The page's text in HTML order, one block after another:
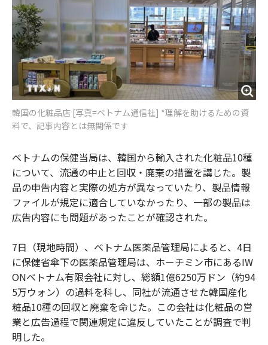
韓国の化粧品店 [写真=ベトナム通信社] *理解を助けるための資
料で、記事内容とは無関係です
ベトナムの保健当局は、韓国から輸入された化粧品10種
について、流通の中止と回収・廃棄の措置を講じた。製
品の申告内容と実際の処方が異なっていたり、製品情報
ファイルが規定に適合していなかったり、一部の製品は
広告内容にも問題があったことが確認された。
7日（現地時間）、ベトナム医薬品管理局によると、4日
に保健省傘下の医薬品管理局は、ホーチミン市にあるIW
ONベトナム有限会社に対し、総額1億6250万ドン（約94
5万ウォン）の過料を科し、同社が流通させた韓国産化
粧品10種の回収と廃棄を命じた。この会社は化粧品の営
業と広告過程で関連規定に違反していたことが調査で判
明した。